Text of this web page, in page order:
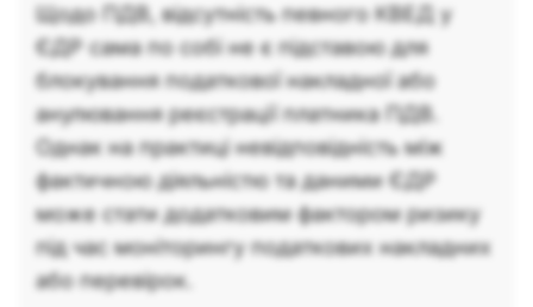
Щодо ПДВ, відсутність певного КВЕД у
ЄДР сама по собі не є підставою для
блокування податкової накладної або
анулювання реєстрації платника ПДВ.
Однак на практиці невідповідність між
фактичною діяльністю та даними ЄДР
може стати додатковим фактором ризику
під час моніторингу податкових накладних
або перевірок.